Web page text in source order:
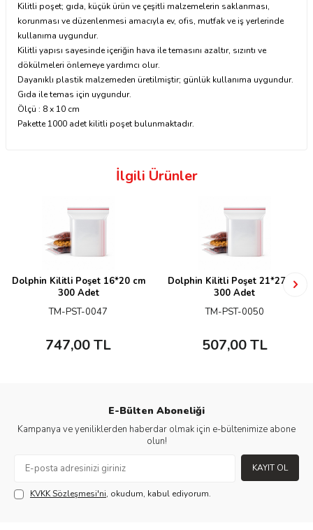
Kilitli poşet; gıda, küçük ürün ve çeşitli malzemelerin saklanması,
korunması ve düzenlenmesi amacıyla ev, ofis, mutfak ve iş yerlerinde
kullanıma uygundur.
Kilitli yapısı sayesinde içeriğin hava ile temasını azaltır, sızıntı ve
dökülmeleri önlemeye yardımcı olur.
Dayanıklı plastik malzemeden üretilmiştir; günlük kullanıma uygundur.
Gıda ile temas için uygundur.
Ölçü : 8 x 10 cm
Pakette 1000 adet kilitli poşet bulunmaktadır.
İlgili Ürünler
Dolphin Kilitli Poşet 16*20 cm
300 Adet
TM-PST-0047
747,00TL
Dolphin Kilitli Poşet 21*27 cm
300 Adet
TM-PST-0050
507,00TL
E-Bülten Aboneliği
Kampanya ve yeniliklerden haberdar olmak için e-bültenimize abone
olun!
KAYIT OL
KVKK Sözleşmesi'ni, okudum, kabul ediyorum.